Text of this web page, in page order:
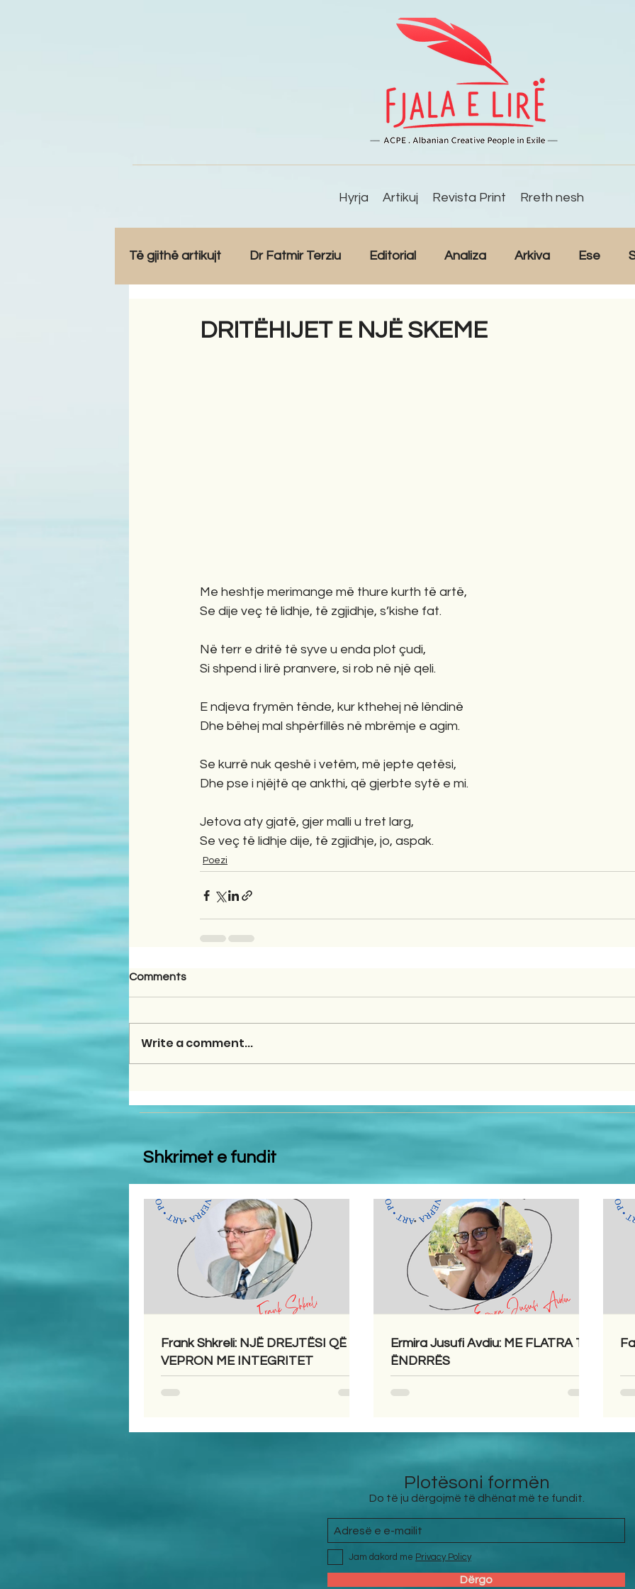
Hyrja Artikuj Revista Print Rreth nesh
Të gjithë artikujt Dr Fatmir Terziu Editorial Analiza Arkiva Ese
DRITËHIJET E NJË SKEME
Me heshtje merimange më thure kurth të artë,
Se dije veç të lidhje, të zgjidhje, s’kishe fat.
Në terr e dritë të syve u enda plot çudi,
Si shpend i lirë pranvere, si rob në një qeli.
E ndjeva frymën tënde, kur kthehej në lëndinë
Dhe bëhej mal shpërfillës në mbrëmje e agim.
Se kurrë nuk qeshë i vetëm, më jepte qetësi,
Dhe pse i njëjtë qe ankthi, që gjerbte sytë e mi.
Jetova aty gjatë, gjer malli u tret larg,
Se veç të lidhje dije, të zgjidhje, jo, aspak.
Poezi
Comments
Write a comment...
Shkrimet e fundit
Frank Shkreli: NJË DREJTËSI QË
VEPRON ME INTEGRITET
Ermira Jusufi Avdiu: ME FLATRA TË
ËNDRRËS
Plotësoni formën
Do të ju dërgojmë të dhënat më te fundit.
Jam dakord me Privacy Policy
Dërgo